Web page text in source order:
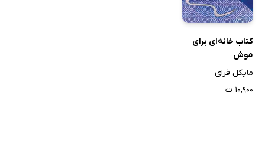
کتاب خانه‌ای برای
موش
مایکل فرای
۱۰,۹۰۰ ت